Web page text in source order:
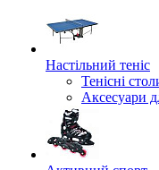
Настільний теніс
Тенісні
Аксесуари